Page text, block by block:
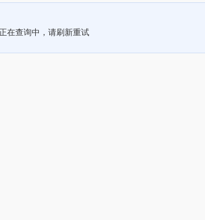
在查询中，请刷新重试